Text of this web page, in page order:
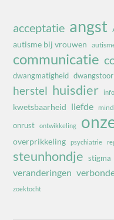
acceptatie angst
autisme bij vrouwen
communicatie
dwangmatigheid
herstel huisdier
kwetsbaarheid liefde
onrust ontwikkeling
overprikkeling psychiatrie
steunhondje stigma
veranderingen
zoektocht